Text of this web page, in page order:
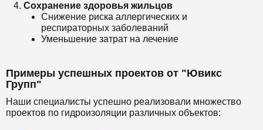
Сохранение здоровья жильцов
Снижение риска аллергических и
респираторных заболеваний
Уменьшение затрат на лечение
Примеры успешных проектов от "Ювикс
Групп"
Наши специалисты успешно реализовали множество
проектов по гидроизоляции различных объектов: